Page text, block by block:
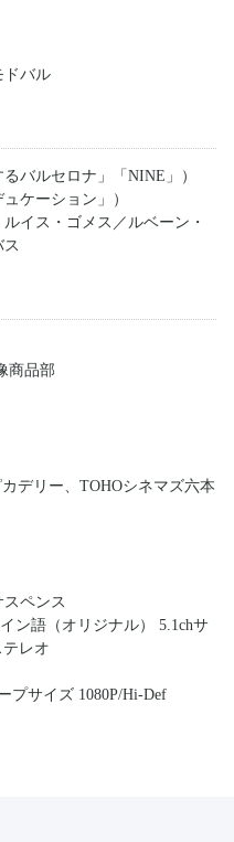
ドバル
バルセロナ」「NINE」）
ケーション」）
イス・ゴメス／ルベーン・
商品部
デリー、TOHOシネマズ六本
スペンス
ン語（オリジナル） 5.1chサ
レオ
プサイズ 1080P/Hi-Def